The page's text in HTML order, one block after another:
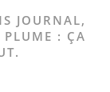
JOURNAL,
PLUME : ÇA